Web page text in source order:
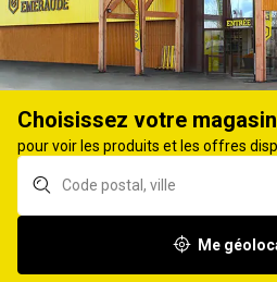
Aucun produit.
Choisissez votre magasin
pour voir les produits et les offres
Me